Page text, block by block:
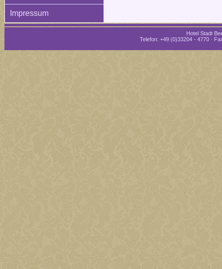
Impressum
Hotel Stadt
Telefon: +49 (0)33204 - 4770 ·